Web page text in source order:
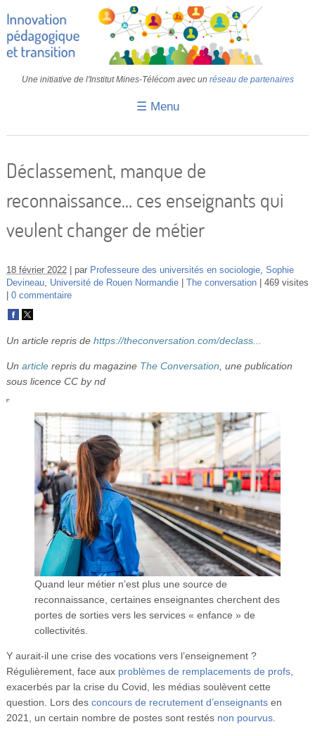
Une initiative de l'Institut Mines-Télécom avec un réseau de partenaires
☰ Menu
Retours d’expériences
IA
IMT
Déclassement, manque de
reconnaissance… ces enseignants qui
veulent changer de métier
18 février 2022 par Professeure des universités en sociologie, Sophie
Devineau, Université de Rouen Normandie The conversation
469 visites
0 commentaire
Un article repris de https://theconversation.com/declass...
Un articlerepris du magazine The Conversation , une publication
sous licence CC by nd
Quand leur métier n’est plus une source de
reconnaissance, certaines enseignantes cherchent des
portes de sorties vers les services « enfance » de
collectivités.
Y aurait-il une crise des vocations vers l’enseignement ?
Régulièrement, face aux problèmes de remplacements de profs,
exacerbés par la crise du Covid, les médias soulèvent cette
question. Lors des concours de recrutement d’enseignantsen
2021, un certain nombre de postes sont restés non pourvus.